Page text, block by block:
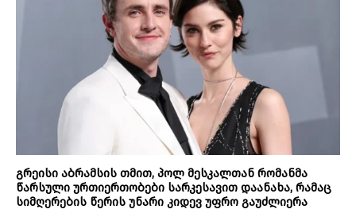
გრეისი აბრამსის თმით, პოლ მესკალთან რომანმა
წარსული ურთიერთობები სარკესავით დაანახა, რამაც
სიმღერების წერის უნარი კიდევ უფრო გაუძლიერა